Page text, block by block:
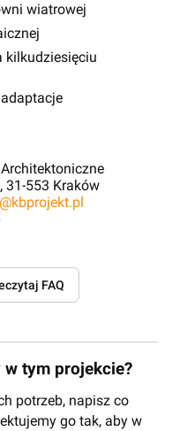
wiatrowej
kilkudziesięciu
31-553 Kraków
FAQ
tym projekcie?
potrzeb, napisz co
go tak, aby w